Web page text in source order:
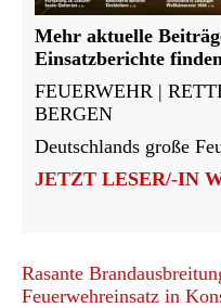
Mehr aktuelle
Einsatzberichte
FEUERWEHR |
BERGEN
Deutschlands große
JETZT LESER/-IN
Rasante
Feuerwehreinsatz in